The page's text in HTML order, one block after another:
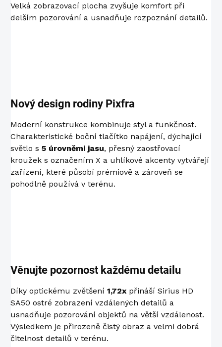
Velká zobrazovací plocha zvyšuje komfort při
delším pozorování a usnadňuje rozpoznání detailů.
Nový design rodiny Pixfra
Moderní konstrukce kombinuje styl a funkčnost.
Charakteristické boční tlačítko napájení, dýchající
světlo s 5 úrovněmi jasu, přesný zaostřovací
kroužek s označením X a uhlíkové akcenty vytvářejí
zařízení, které působí prémiově a zároveň se
pohodlně používá v terénu.
Věnujte pozornost každému detailu
Díky optickému zvětšení 1,72x přináší Sirius HD
SA50 ostré zobrazení vzdálených detailů a
usnadňuje pozorování objektů na větší vzdálenost.
Výsledkem je přirozeně čistý obraz a velmi dobrá
čitelnost detailů v terénu.